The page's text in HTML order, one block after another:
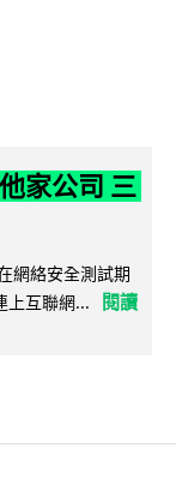
家公司 三
網絡安全測試期
上互聯網...
閱讀